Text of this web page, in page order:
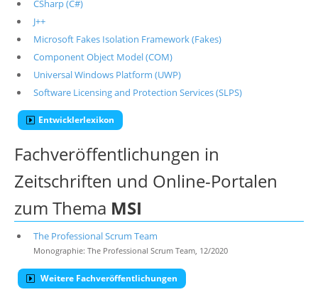
CSharp (C#)
J++
Microsoft Fakes Isolation Framework (Fakes)
Component Object Model (COM)
Universal Windows Platform (UWP)
Software Licensing and Protection Services (SLPS)
Entwicklerlexikon
Fachveröffentlichungen in
Zeitschriften und Online-Portalen
zum Thema MSI
The Professional Scrum Team
Monographie: The Professional Scrum Team, 12/2020
Weitere Fachveröffentlichungen